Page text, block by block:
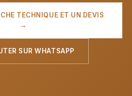
TECHNIQUE ET UN DEVIS
→
SUR WHATSAPP